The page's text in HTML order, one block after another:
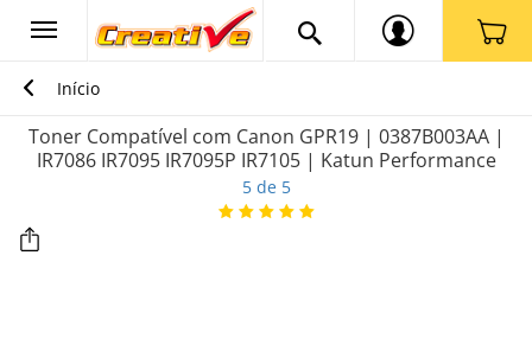
Início
Toner Compatível com Canon GPR19 | 0387B003AA |
IR7086 IR7095 IR7095P IR7105 | Katun Performance
5 de 5